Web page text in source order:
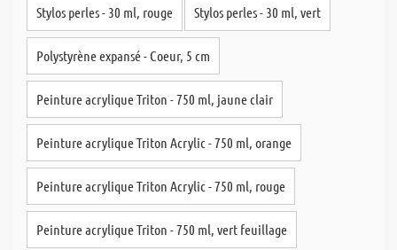
Stylos perles - 30 ml, rouge Stylos perles - 30 ml, vert
Polystyrène expansé - Coeur, 5 cm
Peinture acrylique Triton - 750 ml, jaune clair
Peinture acrylique Triton Acrylic - 750 ml, orange
Peinture acrylique Triton Acrylic - 750 ml, rouge
Peinture acrylique Triton - 750 ml, vert feuillage